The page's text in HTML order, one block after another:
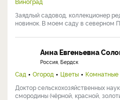
Заядлый садовод, коллекционер
новинок. В моем саду в северном
Анна Евгеньевна
Россия, Бердск
Сад Огород Цветы Комнатные
Доктор сельскохозяйственных
смородины (чёрной, красной,